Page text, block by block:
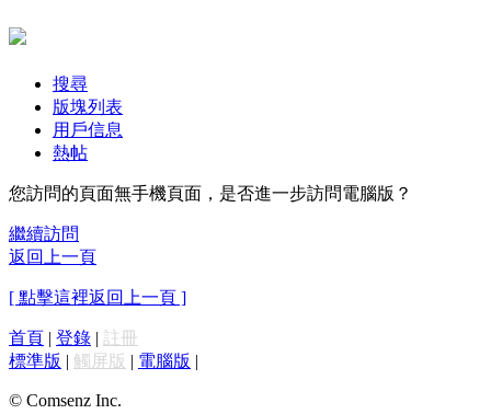
搜尋
版塊列表
用戶信息
熱帖
您訪問的頁面無手機頁面，是否進一步訪問電腦版？
繼續訪問
返回上一頁
[ 點擊這裡返回上一頁 ]
首頁 | 登錄 | 註冊
標準版 | 觸屏版 | 電腦版 |
© Comsenz Inc.